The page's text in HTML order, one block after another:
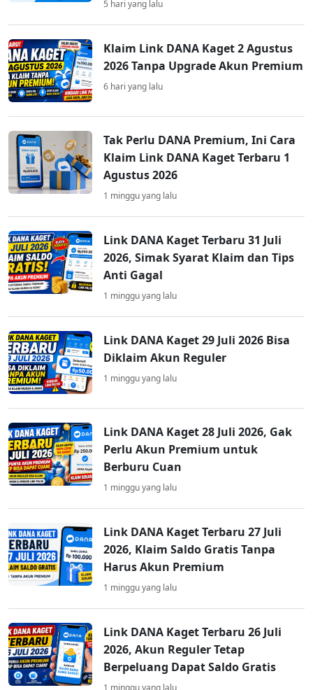
5 hari yang lalu
Klaim Link DANA Kaget 2 Agustus
2026 Tanpa Upgrade Akun Premium
6 hari yang lalu
Tak Perlu DANA Premium, Ini Cara
Klaim Link DANA Kaget Terbaru 1
Agustus 2026
1 minggu yang lalu
Link DANA Kaget Terbaru 31 Juli
2026, Simak Syarat Klaim dan Tips
Anti Gagal
1 minggu yang lalu
Link DANA Kaget 29 Juli 2026 Bisa
Diklaim Akun Reguler
1 minggu yang lalu
Link DANA Kaget 28 Juli 2026, Gak
Perlu Akun Premium untuk
Berburu Cuan
1 minggu yang lalu
Link DANA Kaget Terbaru 27 Juli
2026, Klaim Saldo Gratis Tanpa
Harus Akun Premium
1 minggu yang lalu
Link DANA Kaget Terbaru 26 Juli
2026, Akun Reguler Tetap
Berpeluang Dapat Saldo Gratis